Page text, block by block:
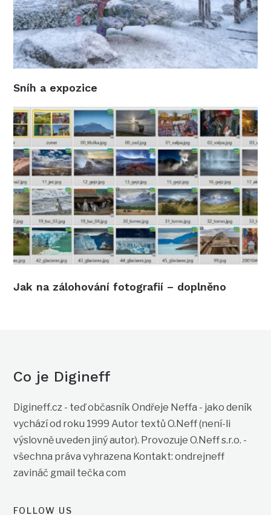
Sníh a expozice
Jak na zálohování fotografií – doplněno
Co je Digineff
Digineff.cz - teď občasník Ondřeje Neffa - jako deník
vychází od roku 1999 Autor textů O.Neff (není-li
výslovně uveden jiný autor). Provozuje O.Neff s.r.o. -
všechna práva vyhrazena Kontakt: ondrejneff
zavináč gmail tečka com
FOLLOW US